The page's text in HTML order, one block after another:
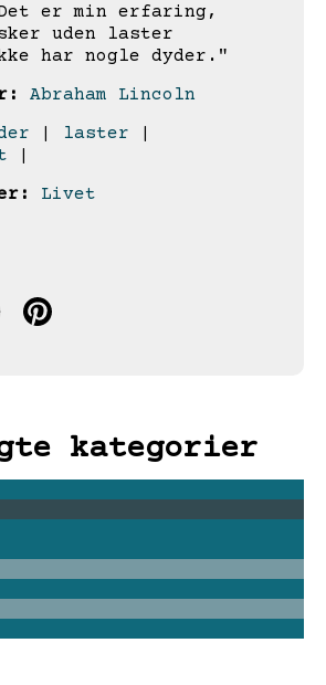
er min erfaring,
uden laster
har nogle dyder."
Abraham Lincoln
laster
Livet
kategorier